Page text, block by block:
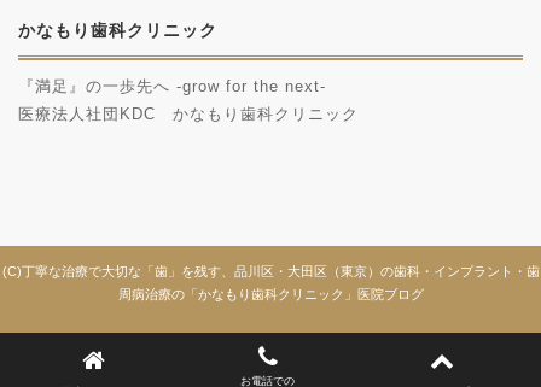
かなもり歯科クリニック
『満足』の一歩先へ -grow for the next-
医療法人社団KDC かなもり歯科クリニック
(C)丁寧な治療で大切な「歯」を残す、品川区・大田区（東京）の歯科・インプラント・歯
周病治療の「かなもり歯科クリニック」医院ブログ
お電話での